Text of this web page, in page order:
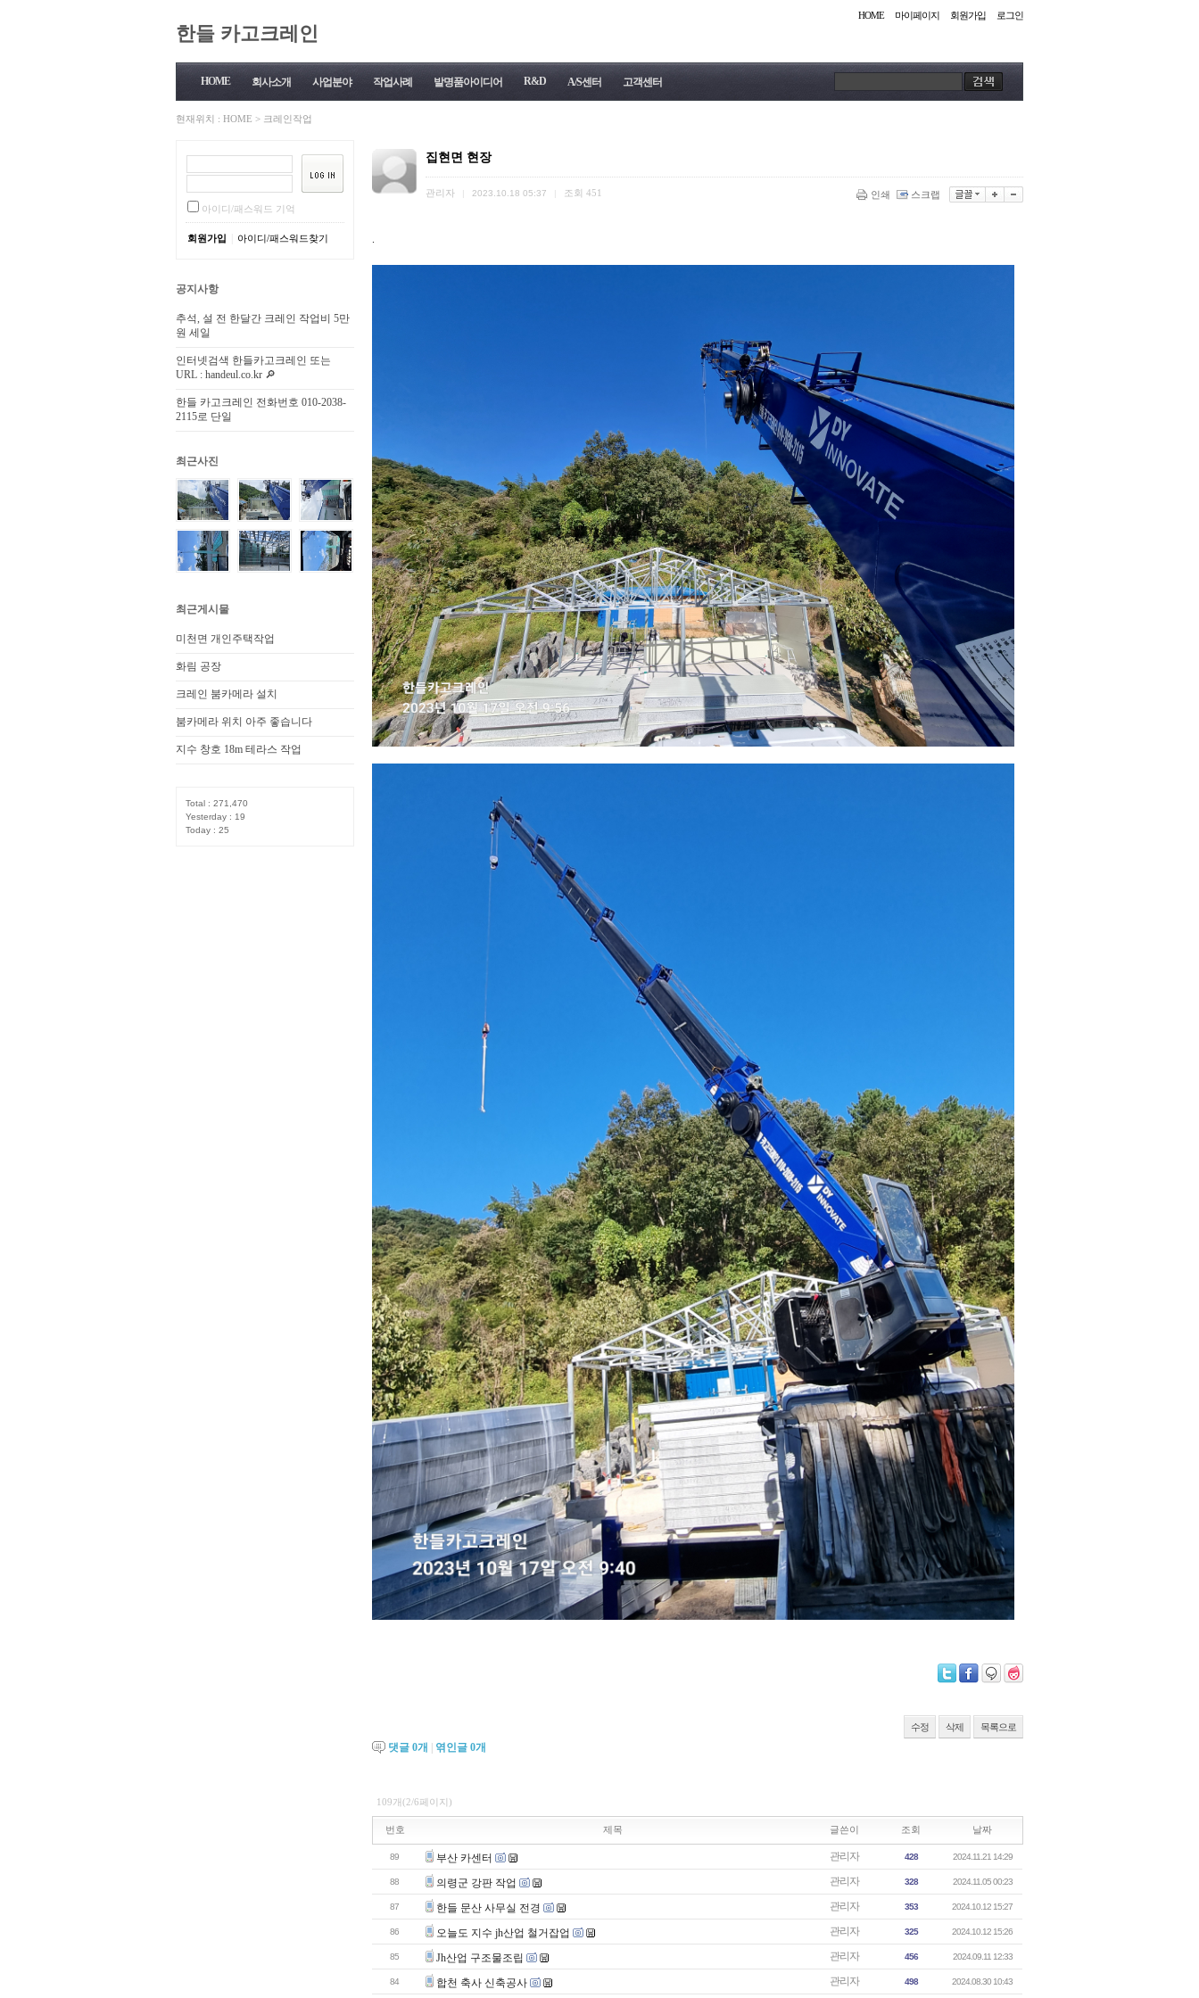
한들 카고크레인
HOME 마이페이지 회원가입 로그인
HOME 회사소개 사업분야 작업사례 발명품아이디어 R&D A/S센터 고객센터
현재위치 : HOME > 크레인작업
아이디/패스워드 기억
회원가입 아이디/패스워드찾기
공지사항
추석, 설 전 한달간 크레인 작업비 5만
원 세일
인터넷검색 한들카고크레인 또는
URL : handeul.co.kr 🔎
한들 카고크레인 전화번호 010-2038-
2115로 단일
최근사진
최근게시물
미천면 개인주택작업
화림 공장
크레인 붐카메라 설치
붐카메라 위치 아주 좋습니다
지수 창호 18m 테라스 작업
Total : 271,470
Yesterday : 19
Today : 25
집현면 현장
관리자 2023.10.18 05:37 조회 451 인쇄 스크랩
.
수정 삭제 목록으로
댓글 0개 엮인글 0개
109개(2/6페이지)
번호 제목 글쓴이 조회 날짜
89 부산 카센터 관리자 428 2024.11.21 14:29
88 의령군 강판 작업 관리자 328 2024.11.05 00:23
87 한들 문산 사무실 전경 관리자 353 2024.10.12 15:27
86 오늘도 지수 jh산업 철거잡업 관리자 325 2024.10.12 15:26
85 Jh산업 구조물조립 관리자 456 2024.09.11 12:33
84 합천 축사 신축공사 관리자 498 2024.08.30 10:43